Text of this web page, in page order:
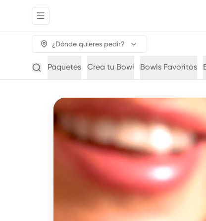
Abrir menu de navegación
¿Dónde quieres pedir?
Paquetes Crea tu Bowl Bowls Favoritos